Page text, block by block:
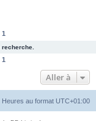
c
e
1
1
Aller à
Heures au format UTC+01:00